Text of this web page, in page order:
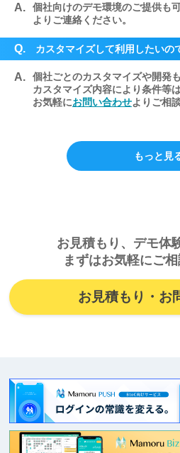
A. 個社向けのデモ環境のご提供も
よりご連絡ください。
Q. カスタマイズして利用したいの
A.
個社ごとのカスタマイズや開発
カスタマイズ内容により条件等
お気軽にお問い合わせよりご相
もっと見
お見積もり、デモ体
まずはお気軽にご相
お見積もり・お